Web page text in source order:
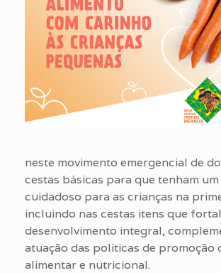
neste movimento emergencial de
cestas básicas para que tenham
cuidadoso para as crianças na
incluindo nas cestas itens que
desenvolvimento integral,
atuação das políticas de promoção
alimentar e nutricional.